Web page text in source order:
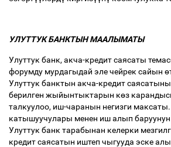
УЛУТТУК БАНКТЫН МААЛЫМАТЫ
Улуттук банк, акча-кредит саясаты
форумду мурдагыдай эле чейрек сайын ө
Улуттук банктын акча-кредит
берилген жыйынтыктарын көз
талкуулоо, иш-чаранын негизги
катышуучулары менен иш алып
Улуттук банк тарабынан келерки
кредит саясатын иштеп чыгууда эске